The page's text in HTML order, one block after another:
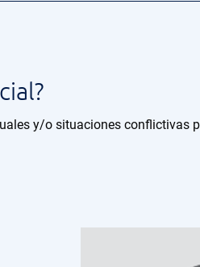
y/o situaciones conflictivas